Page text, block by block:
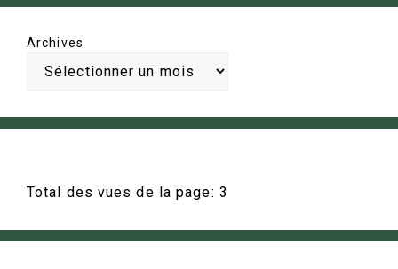
Archives
Total des vues de la page: 3